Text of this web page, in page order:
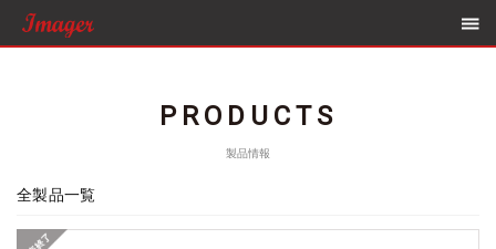
PRODUCTS
製品情報
全製品一覧